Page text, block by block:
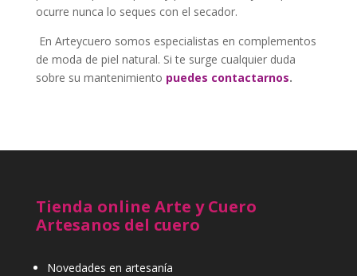
ocurre nunca lo seques con el secador.
En Arteycuero somos especialistas en complementos
de moda de piel natural. Si te surge cualquier duda
sobre su mantenimiento puedes contactarnos.
Tienda online Arte y Cuero
Artesanos del cuero
Novedades en artesanía